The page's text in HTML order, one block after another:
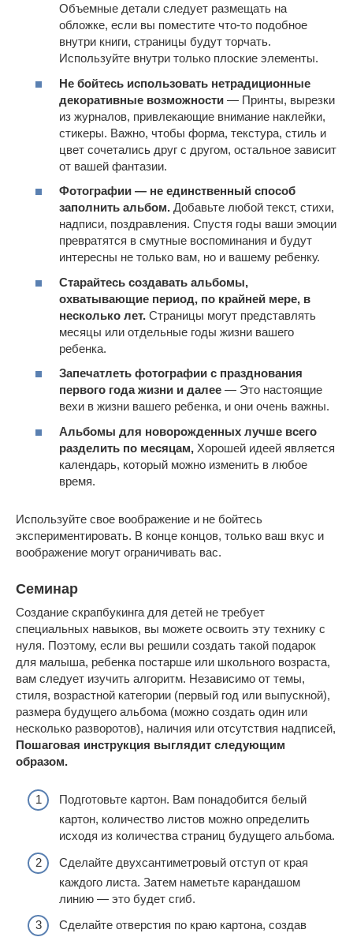
Объемные детали следует размещать на
обложке, если вы поместите что-то подобное
внутри книги, страницы будут торчать.
Используйте внутри только плоские элементы.
Не бойтесь использовать нетрадиционные
декоративные возможности — Принты, вырезки
из журналов, привлекающие внимание наклейки,
стикеры. Важно, чтобы форма, текстура, стиль и
цвет сочетались друг с другом, остальное зависит
от вашей фантазии.
Фотографии — не единственный способ
заполнить альбом. Добавьте любой текст, стихи,
надписи, поздравления. Спустя годы ваши эмоции
превратятся в смутные воспоминания и будут
интересны не только вам, но и вашему ребенку.
Старайтесь создавать альбомы,
охватывающие период, по крайней мере, в
несколько лет. Страницы могут представлять
месяцы или отдельные годы жизни вашего
ребенка.
Запечатлеть фотографии с празднования
первого года жизни и далее — Это настоящие
вехи в жизни вашего ребенка, и они очень важны.
Альбомы для новорожденных лучше всего
разделить по месяцам, Хорошей идеей является
календарь, который можно изменить в любое
время.
Используйте свое воображение и не бойтесь
экспериментировать. В конце концов, только ваш вкус и
воображение могут ограничивать вас.
Семинар
Создание скрапбукинга для детей не требует
специальных навыков, вы можете освоить эту технику с
нуля. Поэтому, если вы решили создать такой подарок
для малыша, ребенка постарше или школьного возраста,
вам следует изучить алгоритм. Независимо от темы,
стиля, возрастной категории (первый год или выпускной),
размера будущего альбома (можно создать один или
несколько разворотов), наличия или отсутствия надписей,
Пошаговая инструкция выглядит следующим
образом.
Подготовьте картон. Вам понадобится белый
картон, количество листов можно определить
исходя из количества страниц будущего альбома.
Сделайте двухсантиметровый отступ от края
каждого листа. Затем наметьте карандашом
линию — это будет сгиб.
Сделайте отверстия по краю картона, создав